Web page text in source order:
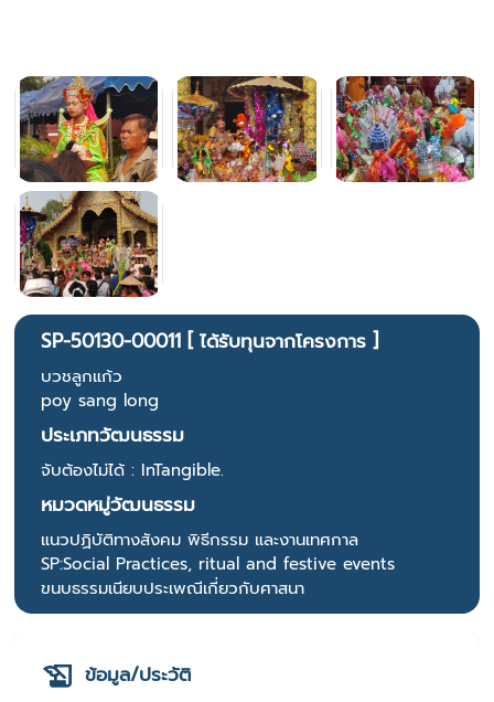
SP-50130-00011 [ ได้รับทุนจากโครงการ ]
บวชลูกแก้ว
poy sang long
ประเภทวัฒนธรรม
จับต้องไม่ได้ : InTangible.
หมวดหมู่วัฒนธรรม
แนวปฏิบัติทางสังคม พิธีกรรม และงานเทศกาล
SP:Social Practices, ritual and festive events
ขนบธรรมเนียบประเพณีเกี่ยวกับศาสนา
ข้อมูล/ประวัติ